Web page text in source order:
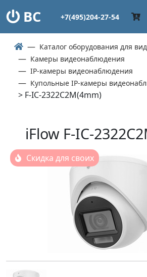
ВС +7(495)204-27-54
Каталог оборудования для
Камеры видеонаблюдения
IP-камеры видеонаблюдения
Купольные IP-камеры
> F-IC-2322C2M(4mm)
iFlow F-IC-
Скидка для своих